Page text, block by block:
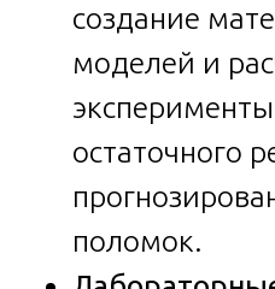
создание
моделей и
остаточного
поломок.